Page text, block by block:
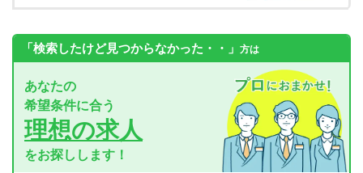
「検索したけど見つからなかった・・」 方は
あなたの
希望条件に合う
理想の求人
をお探しします！